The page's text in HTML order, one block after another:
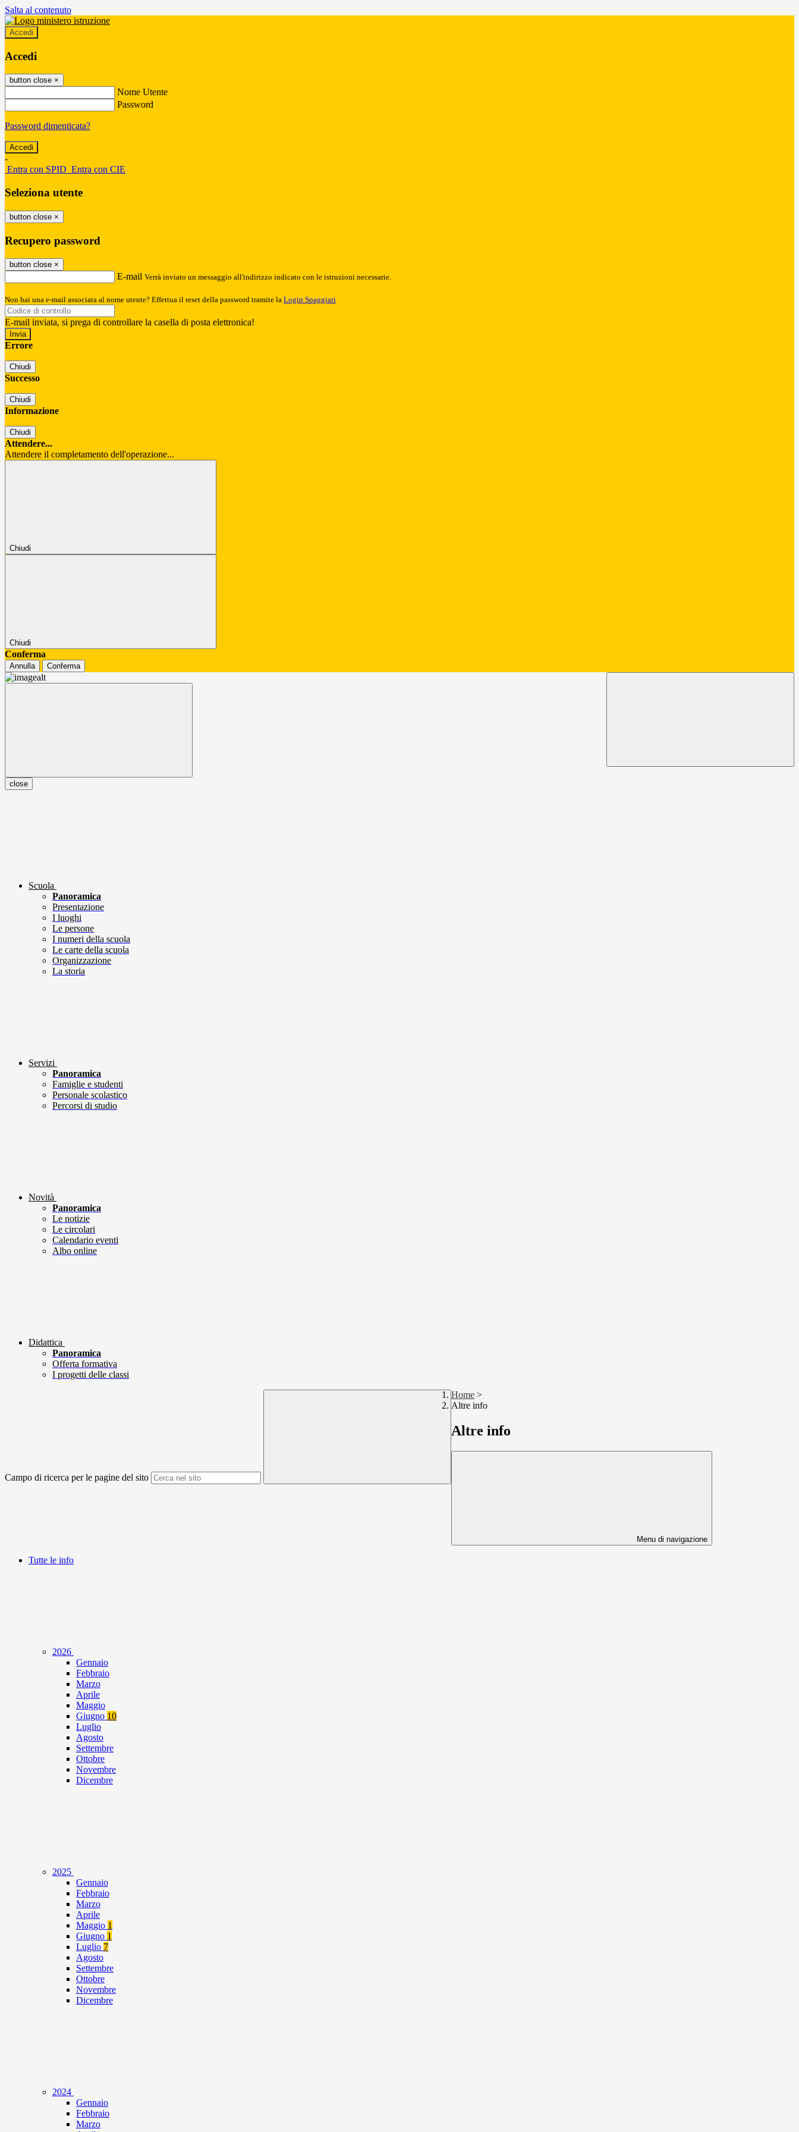
Salta al contenuto
Accedi
Accedi
button close ×
Nome Utente
Password
Password dimenticata?
-
Entra con SPID Entra con CIE
Seleziona utente
button close ×
Recupero password
button close ×
E-mail Verrà inviato un messaggio all'indirizzo indicato con le istruzioni necessarie.
Non hai una e-mail associata al nome utente? Effettua il reset della password tramite la Login Spaggiari
E-mail inviata, si prega di controllare la casella di posta elettronica!
Errore
Chiudi
Successo
Chiudi
Informazione
Chiudi
Attendere...
Attendere il completamento dell'operazione...
Chiudi
Chiudi
Conferma
Annulla Conferma
close
Scuola
Panoramica
Presentazione
I luoghi
Le persone
I numeri della scuola
Le carte della scuola
Organizzazione
La storia
Servizi
Panoramica
Famiglie e studenti
Personale scolastico
Percorsi di studio
Novità
Panoramica
Le notizie
Le circolari
Calendario eventi
Albo online
Didattica
Panoramica
Offerta formativa
I progetti delle classi
Campo di ricerca per le pagine del sito
Home >
Altre info
Altre info
Menu di navigazione
Tutte le info
2026
Gennaio
Febbraio
Marzo
Aprile
Maggio
Giugno 10
Luglio
Agosto
Settembre
Ottobre
Novembre
Dicembre
2025
Gennaio
Febbraio
Marzo
Aprile
Maggio 1
Giugno 1
Luglio 7
Agosto
Settembre
Ottobre
Novembre
Dicembre
2024
Gennaio
Febbraio
Marzo